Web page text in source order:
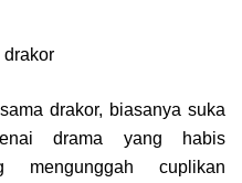
drakor
drakor, biasanya suka
drama yang habis
mengunggah cuplikan